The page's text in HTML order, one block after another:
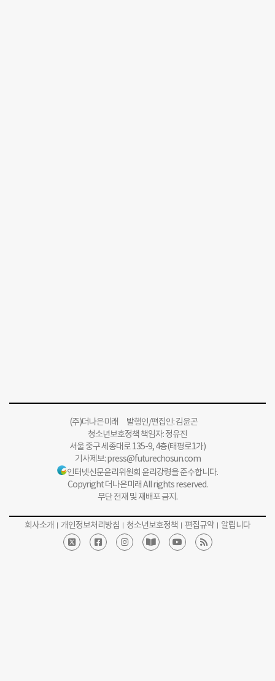
(주)더나은미래 발행인/편집인: 김윤곤
청소년보호정책 책임자: 정유진
서울 중구 세종대로 135-9, 4층(태평로1가)
기사제보:press@futurechosun.com
인터넷신문윤리위원회 윤리강령을 준수합니다.
Copyright 더나은미래 All rights reserved.
무단 전재 및 재배포 금지.
회사소개 개인정보처리방침 청소년보호정책 편집규약 알립니다